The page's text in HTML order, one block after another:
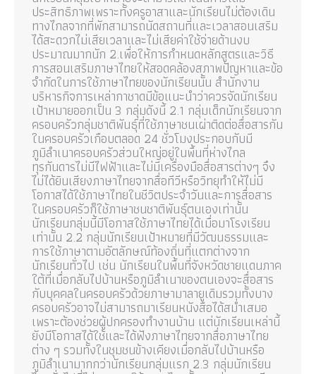
ประสิทธิภาพเพราะทั้งครูอาสาและนักเรียนไม่ต้องเดิน
ทางไกลจากที่พักสามารถนัดสถานที่และเวลาสอนเสริม
ได้สะดวกไม่เสียเวลาและไม่เสียค่าใช้จ่ายด้านงบ
ประมาณมากนัก 2.เพื่อให้การกำหนดหลักสูตรและวิธี
การสอนเสริมภาษาไทยให้สอดคล้องสภาพปัญหาและข้อ
จำกัดในการใช้ภาษาไทยของนักเรียนนั้น สำนักงาน
บริหารกิจการเหล่ากาชาดมีข้อแนะนำว่าควรจัดนักเรียน
เป้าหมายออกเป็น 3 กลุ่มดังนี้ 2.1 กลุ่มเด็กนักเรียนจาก
ครอบครัวกลุ่มชาติพันธ์ุที่ใช้ภาษาชนเผ่าติดต่อสื่อสารกัน
ในครอบครัวเกือบตลอด 24 ชั่วโมงประกอบกับมี
ภูมิลำเนาครอบครัวส่วนใหญ่อยู่ในพื้นที่ห่างไกล
ทุรกันดารไม่มีไฟฟ้าและไม่มีเครื่องมือสื่อสารต่างๆ จึง
ไม่ได้ยินเสียงภาษาไทยจากสื่อทีวีหรือวิทยุทำให้ไม่มี
โอกาสได้ใช้ภาษาไทยในชีวิตประจำวันและการสื่อสาร
ในครอบครัวก็ใช้ภาษาชนชาติพันธุ์ตนเองเท่านั้น
นักเรียนกลุ่มนี้มีโอกาสใช้ภาษาไทยได้เมื่อมาโรงเรียน
เท่านั้น 2.2 กลุ่มนักเรียนเป้าหมายที่มีวัฒนธรรมและ
การใช้ภาษาตามอัตลักษณ์ท้องถิ่นที่แตกต่างจาก
นักเรียนทั่วไป เช่น นักเรียนในพื้นที่จังหวัดชายแดนภาค
ใต้ที่เมื่อกลับไปบ้านหรือภูมิลำเนาของตนเองจะสื่อสาร
กับบุคคลในครอบครัวด้วยภาษามาลายูเดิมรวมทั้งบาง
ครอบครัวอาจไม่สามารถมาเรียนหนังสือได้สม่ำเสมอ
เพราะต้องช่วยผู้ปกครองทำงานบ้าน แต่นักเรียนเหล่านี้
ยังมีโอกาสได้ใช้และได้ฟังภาษาไทยจากสื่อภาษาไทย
ต่าง ๆ รวมทั้งในชุมชนข้างเคียงเมื่อกลับไปบ้านหรือ
ภูมิลำเนามากกว่านักเรียนกลุ่มแรก 2.3 กลุ่มนักเรียน